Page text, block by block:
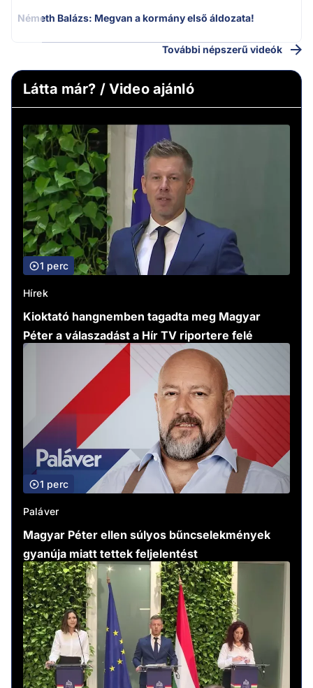
Németh Balázs: Megvan a kormány első áldozata!
További népszerű videók
Látta már? / Video ajánló
1 perc
Hírek
Kioktató hangnemben tagadta meg Magyar
Péter a válaszadást a Hír TV riportere felé
1 perc
Paláver
Magyar Péter ellen súlyos bűncselekmények
gyanúja miatt tettek feljelentést